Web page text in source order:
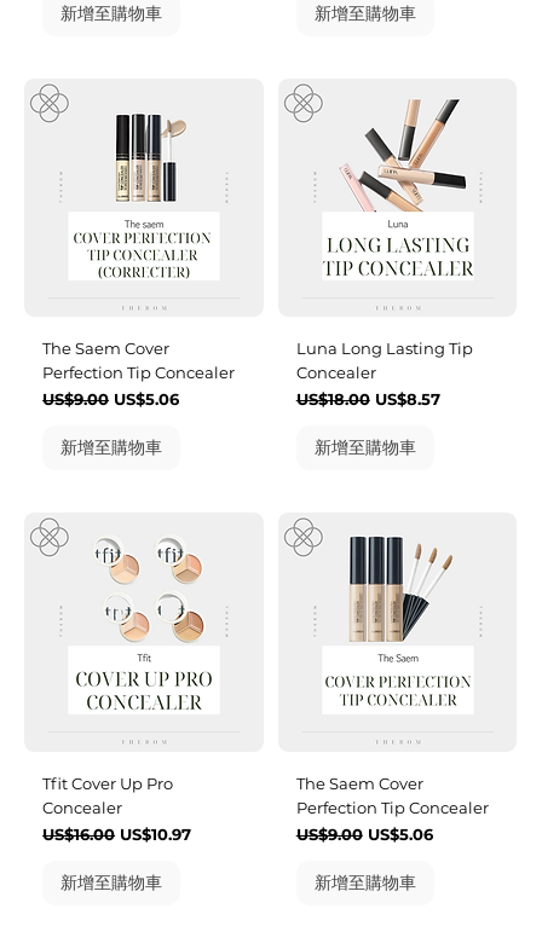
新增至購物車 新增至購物車
The Saem Cover
Perfection Tip Concealer
一般價格
US$9.00 促銷價格
US$5.06
新增至購物車
Luna Long Lasting Tip
Concealer
一般價格
US$18.00 促銷價格
US$8.57
新增至購物車
Tfit Cover Up Pro
Concealer
一般價格
US$16.00 促銷價格
US$10.97
新增至購物車
The Saem Cover
Perfection Tip Concealer
一般價格
US$9.00 促銷價格
US$5.06
新增至購物車